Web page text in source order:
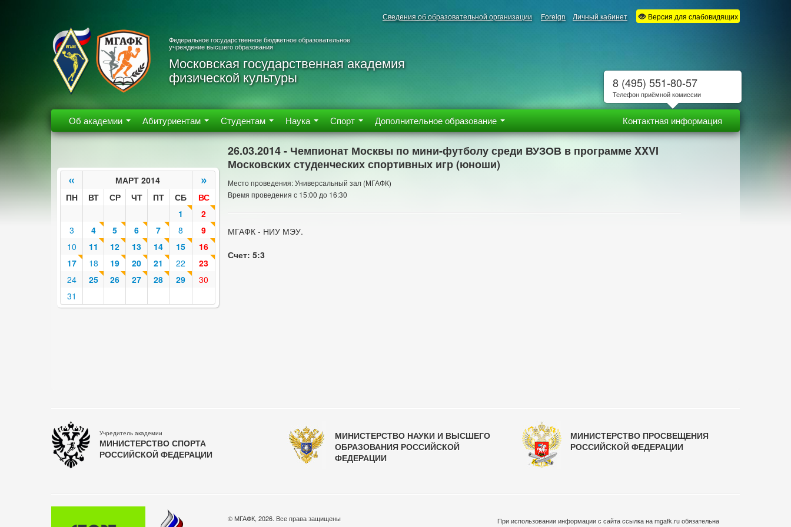
Сведения об образовательной организации Foreign Личный кабинет Версия для слабовидящих
Федеральное государственное бюджетное образовательное
учреждение высшего образования
Московская государственная академия
физической культуры
Об академии Абитуриентам Студентам Наука Спорт Дополнительное образование Контактная информация
« МАРТ 2014 »
ПН ВТ СР ЧТ ПТ СБ
ВС
1
2
3
4 5 6 7 8
9
10
11 12 13 14 15
16
17
18 19 20 21 22
23
24
25 26 27 28 29
30
31
26.03.2014 - Чемпионат Москвы по мини-футболу среди ВУЗОВ в программе XXVI
Московских студенческих спортивных игр (юноши)
Место проведения: Универсальный зал (МГАФК)
Время проведения с 15:00 до 16:30
МГАФК - НИУ МЭУ.
Счет: 5:3
Учредитель академии
МИНИСТЕРСТВО СПОРТА
РОССИЙСКОЙ ФЕДЕРАЦИИ
МИНИСТЕРСТВО НАУКИ И ВЫСШЕГО
ОБРАЗОВАНИЯ РОССИЙСКОЙ
ФЕДЕРАЦИИ
МИНИСТЕРСТВО ПРОСВЕЩЕНИЯ
РОССИЙСКОЙ ФЕДЕРАЦИИ
© МГАФК, 2026. Все права защищены
При использовании информации с сайта ссылка на mgafk.ru обязательна
8 (495) 551-80-57
Телефон приёмной комиссии